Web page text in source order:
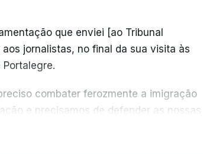
que enviei [ao Tribunal
jornalistas, no final da sua visita às
Portalegre.
combater ferozmente a imigração
e precisamos de defender as nossas